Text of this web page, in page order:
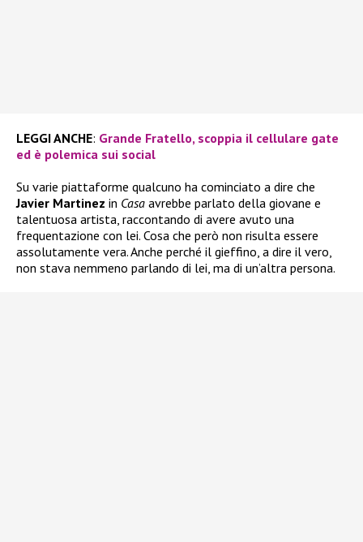
LEGGI ANCHE: Grande Fratello, scoppia il cellulare gate
ed è polemica sui social
Su varie piattaforme qualcuno ha cominciato a dire che
Javier Martinez in Casa avrebbe parlato della giovane e
talentuosa artista, raccontando di avere avuto una
frequentazione con lei. Cosa che però non risulta essere
assolutamente vera. Anche perché il gieffino, a dire il vero,
non stava nemmeno parlando di lei, ma di un’altra persona.